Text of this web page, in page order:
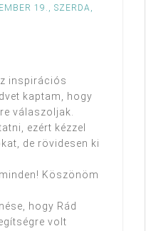
19., SZERDA,
inspirációs
kaptam, hogy
válaszoljak.
ezért kézzel
de rövidesen ki
Köszönöm
hogy Rád
volt